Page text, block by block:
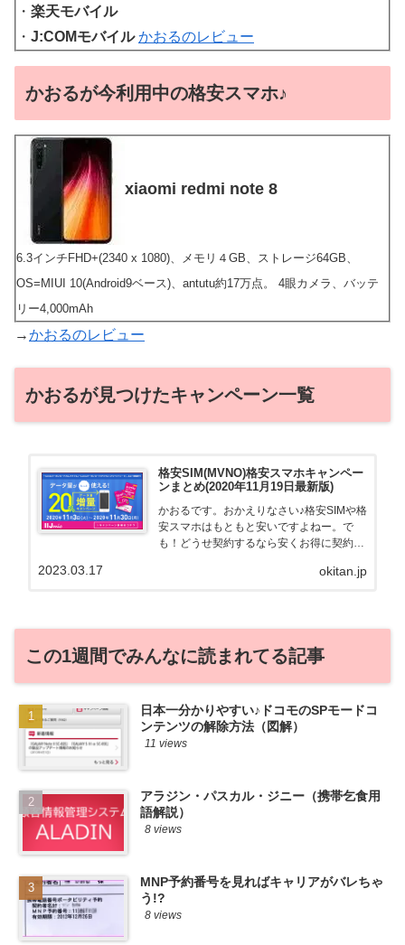
・ 楽天モバイル
・ J:COMモバイル かおるのレビュー
かおるが今利用中の格安スマホ♪
xiaomi redmi note 8
6.3インチFHD+(2340 x 1080)、メモリ４GB、ストレージ64GB、
OS=MIUI 10(Android9ベース)、antutu約17万点。 4眼カメラ、バッテ
リー4,000mAh
→かおるのレビュー
かおるが見つけたキャンペーン一覧
格安SIM(MVNO)格安スマホキャンペー
ンまとめ(2020年11月19日最新版)
かおるです。おかえりなさい♪格安SIMや格
安スマホはもともと安いですよねー。で
も！どうせ契約するなら安くお得に契約し
る自身も、そういう案件を常に狙ってます
okitan.jp
2023.03.17
この1週間でみんなに読まれてる記事
日本一分かりやすい♪ドコモのSPモードコ
ンテンツの解除方法（図解）
11 views
アラジン・パスカル・ジニー（携帯乞食用
語解説）
8 views
MNP予約番号を見ればキャリアがバレちゃ
う!?
8 views